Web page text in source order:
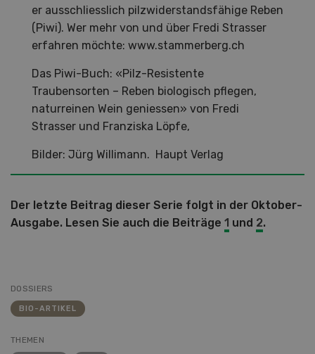
er ausschliesslich pilzwiderstandsfähige Reben
(Piwi). Wer mehr von und über Fredi Strasser
erfahren möchte: www.stammerberg.ch
Das Piwi-Buch: «Pilz-Resistente
Traubensorten – Reben biologisch pflegen,
naturreinen Wein geniessen» von Fredi
Strasser und Franziska Löpfe,
Bilder: Jürg Willimann. Haupt Verlag
Der letzte Beitrag dieser Serie folgt in der Oktober-
Ausgabe. Lesen Sie auch die Beiträge 1 und 2.
DOSSIERS
BIO-ARTIKEL
THEMEN